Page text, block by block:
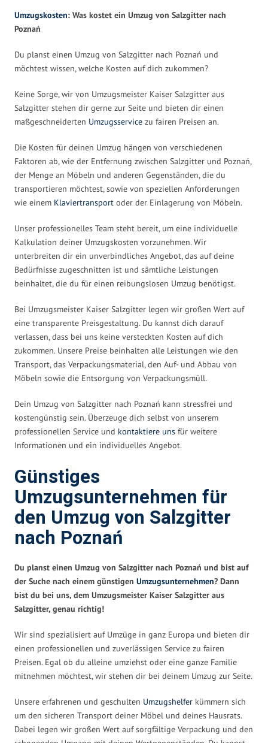
Umzugskosten: Was kostet ein Umzug von Salzgitter nach
Poznań
Du planst einen Umzug von Salzgitter nach Poznań und
möchtest wissen, welche Kosten auf dich zukommen?
Keine Sorge, wir von Umzugsmeister Kaiser Salzgitter aus
Salzgitter stehen dir gerne zur Seite und bieten dir einen
maßgeschneiderten Umzugsservice zu fairen Preisen an.
Die Kosten für deinen Umzug hängen von verschiedenen
Faktoren ab, wie der Entfernung zwischen Salzgitter und Poznań,
der Menge an Möbeln und anderen Gegenständen, die du
transportieren möchtest, sowie von speziellen Anforderungen
wie einem Klaviertransport oder der Einlagerung von Möbeln.
Unser professionelles Team steht bereit, um eine individuelle
Kalkulation deiner Umzugskosten vorzunehmen. Wir
unterbreiten dir ein unverbindliches Angebot, das auf deine
Bedürfnisse zugeschnitten ist und sämtliche Leistungen
beinhaltet, die du für einen reibungslosen Umzug benötigst.
Bei Umzugsmeister Kaiser Salzgitter legen wir großen Wert auf
eine transparente Preisgestaltung. Du kannst dich darauf
verlassen, dass bei uns keine versteckten Kosten auf dich
zukommen. Unsere Preise beinhalten alle Leistungen wie den
Transport, das Verpackungsmaterial, den Auf- und Abbau von
Möbeln sowie die Entsorgung von Verpackungsmüll.
Dein Umzug von Salzgitter nach Poznań kann stressfrei und
kostengünstig sein. Überzeuge dich selbst von unserem
professionellen Service und kontaktiere uns für weitere
Informationen und ein individuelles Angebot.
Günstiges
Umzugsunternehmen für
den Umzug von Salzgitter
nach Poznań
Du planst einen Umzug von Salzgitter nach Poznań und bist auf
der Suche nach einem günstigen Umzugsunternehmen? Dann
bist du bei uns, dem Umzugsmeister Kaiser Salzgitter aus
Salzgitter, genau richtig!
Wir sind spezialisiert auf Umzüge in ganz Europa und bieten dir
einen professionellen und zuverlässigen Service zu fairen
Preisen. Egal ob du alleine umziehst oder eine ganze Familie
mitnehmen möchtest, wir stehen dir bei deinem Umzug zur Seite.
Unsere erfahrenen und geschulten Umzugshelfer kümmern sich
um den sicheren Transport deiner Möbel und deines Hausrats.
Dabei legen wir großen Wert auf sorgfältige Verpackung und den